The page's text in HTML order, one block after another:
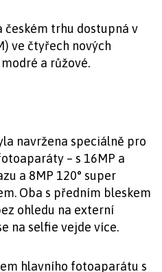
českém trhu dostupná v
ve čtyřech nových
a růžové.
navržena speciálně pro
– s 16MP a
a 8MP 120° super
Oba s předním bleskem
ohledu na externí
na selfie vejde více.
hlavního fotoaparátu s